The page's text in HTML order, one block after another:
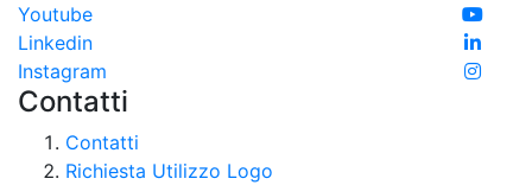
Youtube
Linkedin
Instagram
Contatti
Contatti
Richiesta Utilizzo Logo